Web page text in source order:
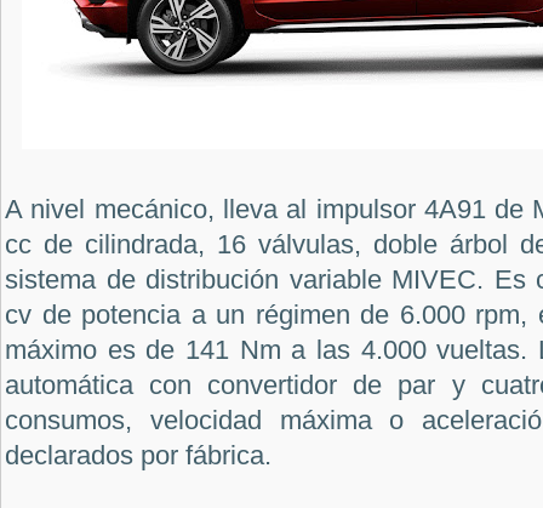
A nivel mecánico, lleva al impulsor 4A91 de
cc de cilindrada, 16 válvulas, doble árbol
sistema de distribución variable MIVEC. Es
cv de potencia a un régimen de 6.000 rpm,
máximo es de 141 Nm a las 4.000 vueltas.
automática con convertidor de par y
consumos, velocidad máxima o
declarados por fábrica.